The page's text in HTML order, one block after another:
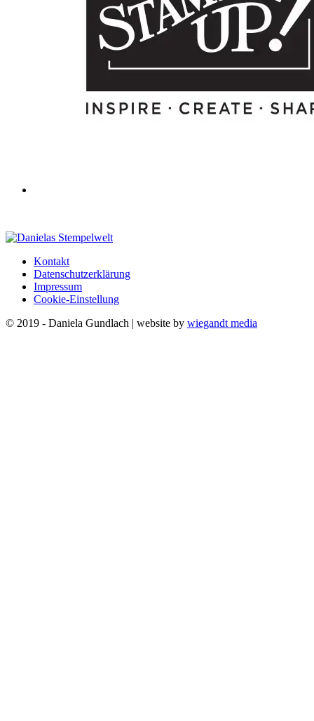
Kontakt
Datenschutzerklärung
Impressum
Cookie-Einstellung
© 2019 - Daniela Gundlach | website by wiegandt media